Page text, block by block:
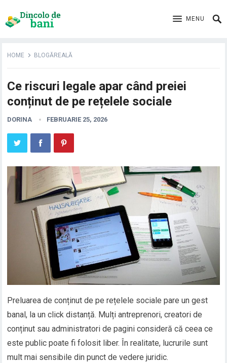
MENU
HOME BLOGĂREALĂ
Ce riscuri legale apar când preiei
conținut de pe rețelele sociale
DORINA FEBRUARIE 25, 2026
Preluarea de conținut de pe rețelele sociale pare un gest
banal, la un click distanță. Mulți antreprenori, creatori de
conținut sau administratori de pagini consideră că ceea ce
este public poate fi folosit liber. În realitate, lucrurile sunt
mult mai sensibile din punct de vedere juridic.